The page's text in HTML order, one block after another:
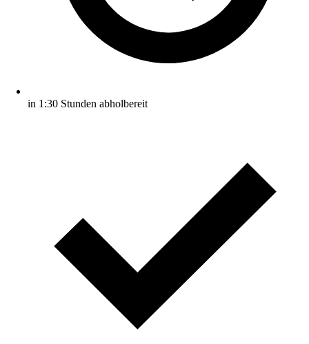
in 1:30 Stunden abholbereit